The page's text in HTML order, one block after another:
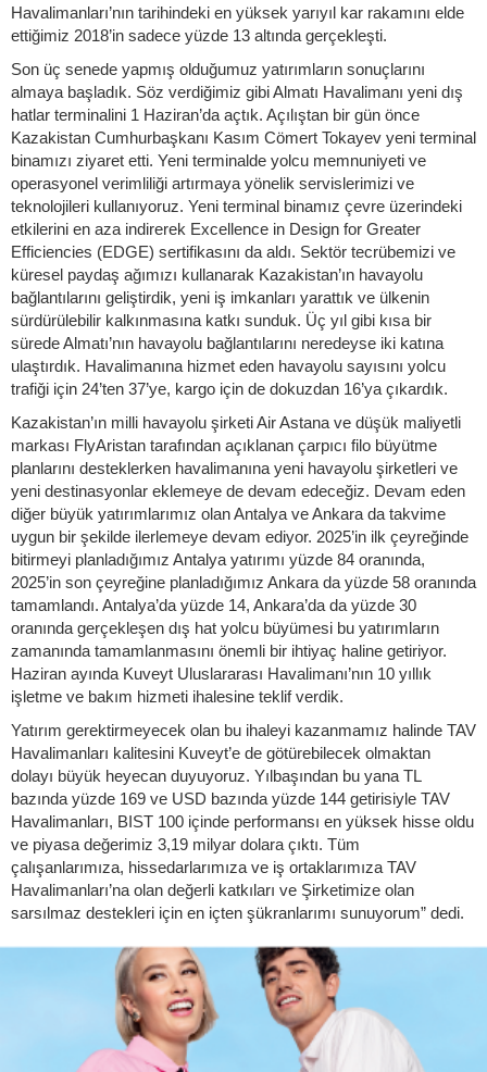
Havalimanları’nın tarihindeki en yüksek yarıyıl kar rakamını elde
ettiğimiz 2018’in sadece yüzde 13 altında gerçekleşti.
Son üç senede yapmış olduğumuz yatırımların sonuçlarını
almaya başladık. Söz verdiğimiz gibi Almatı Havalimanı yeni dış
hatlar terminalini 1 Haziran’da açtık. Açılıştan bir gün önce
Kazakistan Cumhurbaşkanı Kasım Cömert Tokayev yeni terminal
binamızı ziyaret etti. Yeni terminalde yolcu memnuniyeti ve
operasyonel verimliliği artırmaya yönelik servislerimizi ve
teknolojileri kullanıyoruz. Yeni terminal binamız çevre üzerindeki
etkilerini en aza indirerek Excellence in Design for Greater
Efficiencies (EDGE) sertifikasını da aldı. Sektör tecrübemizi ve
küresel paydaş ağımızı kullanarak Kazakistan’ın havayolu
bağlantılarını geliştirdik, yeni iş imkanları yarattık ve ülkenin
sürdürülebilir kalkınmasına katkı sunduk. Üç yıl gibi kısa bir
sürede Almatı’nın havayolu bağlantılarını neredeyse iki katına
ulaştırdık. Havalimanına hizmet eden havayolu sayısını yolcu
trafiği için 24’ten 37’ye, kargo için de dokuzdan 16’ya çıkardık.
Kazakistan’ın milli havayolu şirketi Air Astana ve düşük maliyetli
markası FlyAristan tarafından açıklanan çarpıcı filo büyütme
planlarını desteklerken havalimanına yeni havayolu şirketleri ve
yeni destinasyonlar eklemeye de devam edeceğiz. Devam eden
diğer büyük yatırımlarımız olan Antalya ve Ankara da takvime
uygun bir şekilde ilerlemeye devam ediyor. 2025’in ilk çeyreğinde
bitirmeyi planladığımız Antalya yatırımı yüzde 84 oranında,
2025’in son çeyreğine planladığımız Ankara da yüzde 58 oranında
tamamlandı. Antalya’da yüzde 14, Ankara’da da yüzde 30
oranında gerçekleşen dış hat yolcu büyümesi bu yatırımların
zamanında tamamlanmasını önemli bir ihtiyaç haline getiriyor.
Haziran ayında Kuveyt Uluslararası Havalimanı’nın 10 yıllık
işletme ve bakım hizmeti ihalesine teklif verdik.
Yatırım gerektirmeyecek olan bu ihaleyi kazanmamız halinde TAV
Havalimanları kalitesini Kuveyt’e de götürebilecek olmaktan
dolayı büyük heyecan duyuyoruz. Yılbaşından bu yana TL
bazında yüzde 169 ve USD bazında yüzde 144 getirisiyle TAV
Havalimanları, BIST 100 içinde performansı en yüksek hisse oldu
ve piyasa değerimiz 3,19 milyar dolara çıktı. Tüm
çalışanlarımıza, hissedarlarımıza ve iş ortaklarımıza TAV
Havalimanları’na olan değerli katkıları ve Şirketimize olan
sarsılmaz destekleri için en içten şükranlarımı sunuyorum” dedi.